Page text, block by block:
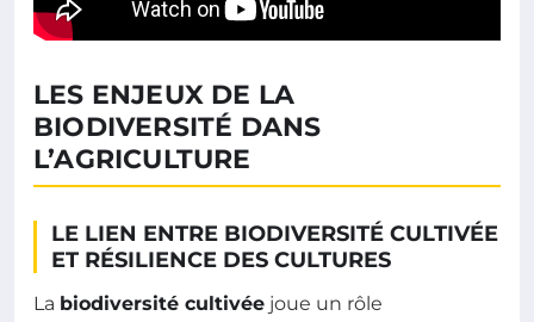
LES ENJEUX DE LA
BIODIVERSITÉ DANS
L’AGRICULTURE
LE LIEN ENTRE BIODIVERSITÉ CULTIVÉE
ET RÉSILIENCE DES CULTURES
La biodiversité cultivée joue un rôle